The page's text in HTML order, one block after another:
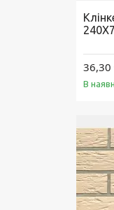
36,30
В